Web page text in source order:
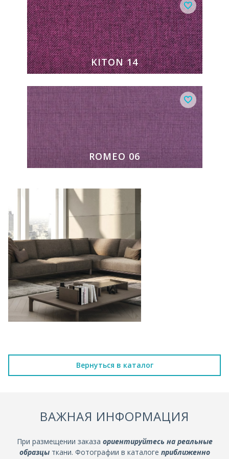
KITON 14
ROMEO 06
Вернуться в каталог
ВАЖНАЯ ИНФОРМАЦИЯ
При размещении заказа ориентируйтесь на реальные
образцыткани. Фотографии в каталоге приближенно